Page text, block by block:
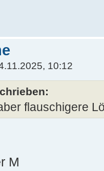
10:12
flauschigere
M